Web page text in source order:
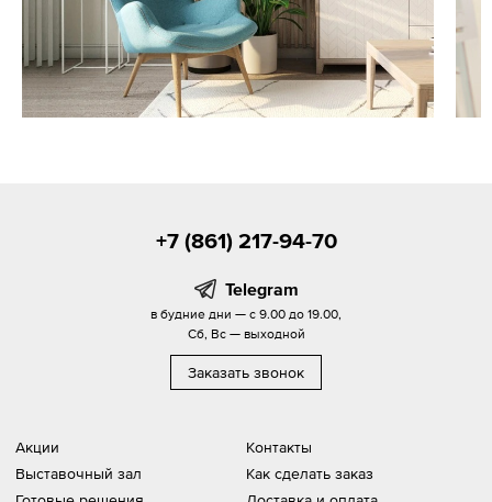
Акции
Выставочный зал
Контакты
Как сделать заказ
+7 (861) 217-94-70
Telegram
в будние дни — с 9.00 до 19.00,
Сб, Вс — выходной
Заказать звонок